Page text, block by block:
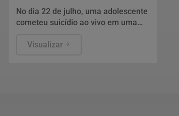
No dia 22 de julho, uma adolescente
cometeu suicídio ao vivo em uma
Visualizar